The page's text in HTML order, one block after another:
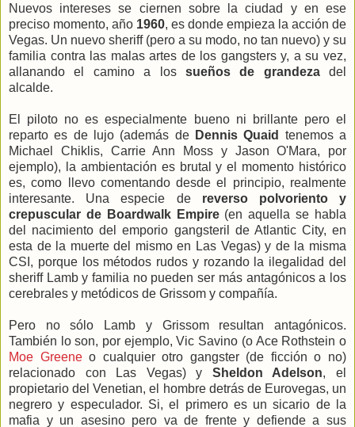
Nuevos intereses se ciernen sobre la ciudad y en ese
preciso momento, año 1960, es donde empieza la acción de
Vegas. Un nuevo sheriff (pero a su modo, no tan nuevo) y su
familia contra las malas artes de los gangsters y, a su vez,
allanando el camino a los sueños de grandezadel
alcalde.
El piloto no es especialmente bueno ni brillante pero el
reparto es de lujo (además de Dennis Quaid
tenemos a
Michael Chiklis, Carrie Ann Moss y Jason O'Mara, por
ejemplo), la ambientación es brutal y el momento histórico
es, como llevo comentando desde el principio, realmente
interesante. Una especie de reverso polvoriento y
crepuscular de Boardwalk Empire(en aquella se habla
del nacimiento del emporio gangsteril de Atlantic City, en
esta de la muerte del mismo en Las Vegas) y de la misma
CSI, porque los métodos rudos y rozando la ilegalidad del
sheriff Lamb y familia no pueden ser más antagónicos a los
cerebrales y metódicos de Grissom y compañía.
Pero no sólo Lamb y Grissom resultan antagónicos.
También lo son, por ejemplo, Vic Savino (o Ace Rothstein o
Moe Greeneo cualquier otro gangster (de ficción o no)
relacionado con Las Vegas) y Sheldon Adelson, el
propietario del Venetian, el hombre detrás de Eurovegas, un
negrero y especulador. Si, el primero es un sicario de la
mafia y un asesino pero va de frente y defiende a sus